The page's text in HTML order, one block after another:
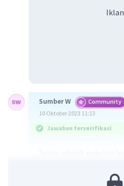
Iklan
Sumber W Community
10 Oktober 2023 11:13
Jawaban terverifikasi